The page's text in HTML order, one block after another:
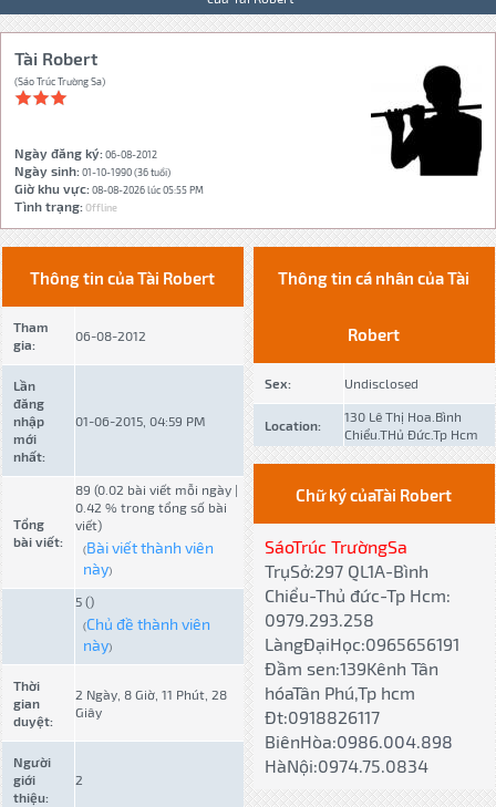
Tài Robert
(Sáo Trúc Trường Sa)
Ngày đăng ký:06-08-2012
Ngày sinh:01-10-1990 (36 tuổi)
Giờ khu vực:08-08-2026 lúc 05:55 PM
Tình trạng:Offline
Thông tin của Tài Robert
Tham
gia:
06-08-2012
Lần
đăng
nhập
mới
nhất:
01-06-2015, 04:59 PM
Tổng
bài viết:
89 (0.02 bài viết mỗi ngày |
0.42 % trong tổng số bài
viết)
(Bài viết thành viên
này)
5 ()
(Chủ đề thành viên
này)
Thời
gian
duyệt:
2 Ngày, 8 Giờ, 11 Phút, 28
Giây
Người
giới
thiệu:
2
Thông tin cá nhân của Tài
Robert
Sex: Undisclosed
Location:
130 Lê Thị Hoa.Bình
Chiểu.THủ Đức.Tp Hcm
Chữ ký củaTài Robert
SáoTrúc TrườngSa
TrụSở:297 QL1A-Bình
Chiểu-Thủ đức-Tp Hcm:
0979.293.258
LàngĐạiHọc:0965656191
Đầm sen:139Kênh Tân
hóaTân Phú,Tp hcm
Đt:0918826117
BiênHòa:0986.004.898
HàNội:0974.75.0834